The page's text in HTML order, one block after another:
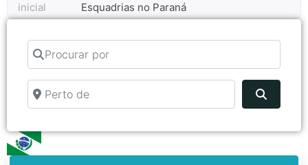
inicial
Esquadrias no Paraná
Procurar por
Perto de